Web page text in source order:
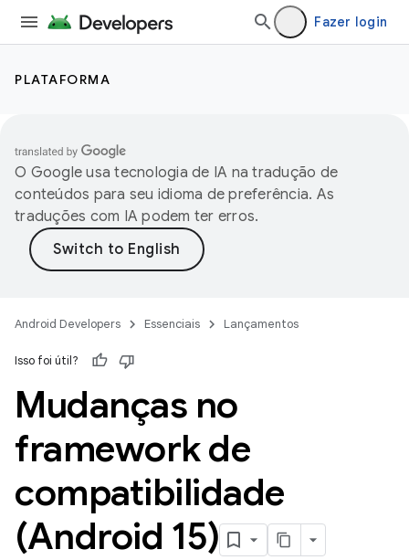
Fazer login
PLATAFORMA
O Google usa tecnologia de IA na tradução de
conteúdos para seu idioma de preferência. As
traduções com IA podem ter erros.
Android Developers Essenciais Lançamentos
Isso foi útil?
Mudanças no
framework de
compatibilidade
(Android 15)